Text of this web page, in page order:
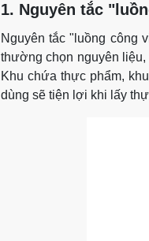
1. Nguyên tắc
Nguyên tắc "luồng công
thường chọn nguyên
Khu chứa thực phẩm,
dùng sẽ tiện lợi khi lấy